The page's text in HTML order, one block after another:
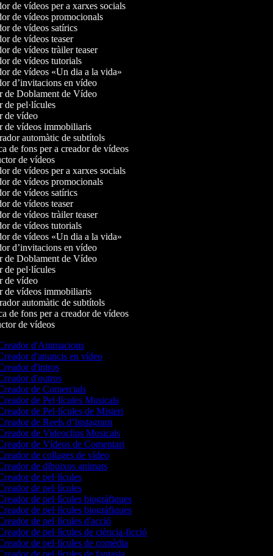
de vídeos per a xarxes socials
de vídeos promocionals
de vídeos satírics
de vídeos teaser
de vídeos tràiler teaser
de vídeos tutorials
de vídeos «Un dia a la vida»
d’invitacions en vídeo
Doblament de Vídeo
pel·lícules
vídeo
vídeos immobiliaris
automàtic de subtítols
de fons per a creador de vídeos
de vídeos
de vídeos per a xarxes socials
de vídeos promocionals
de vídeos satírics
de vídeos teaser
de vídeos tràiler teaser
de vídeos tutorials
de vídeos «Un dia a la vida»
d’invitacions en vídeo
Doblament de Vídeo
pel·lícules
vídeo
vídeos immobiliaris
automàtic de subtítols
de fons per a creador de vídeos
de vídeos
d'Animacions
d'anuncis en vídeo
d'intros
d'outros
de Comercials
de Pel·lícules Musicals
de Pel·lícules de Misteri
de Reels d’Instagram
de Videoclips Musicals
de Vídeos de Comentari
de collages de vídeo
de dibuixos animats
de pel·lícules
de pel·lícules
de pel·lícules biogràfiques
de pel·lícules biogràfiques
de pel·lícules d'acció
de pel·lícules de ciència-ficció
de pel·lícules de comèdia